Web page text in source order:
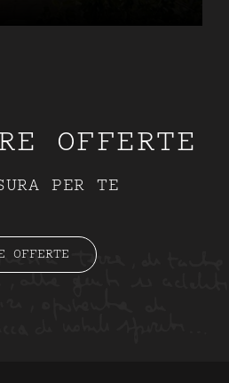
E OFFERTE
URA PER TE
OFFERTE